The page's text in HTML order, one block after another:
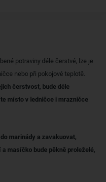
potraviny déle čerstvé, lze je
nebo při pokojové teplotě.
čerstvost, bude déle
místo v ledničce i mrazničce
marinády a zavakuovat,
masíčko bude pěkně proleželé,